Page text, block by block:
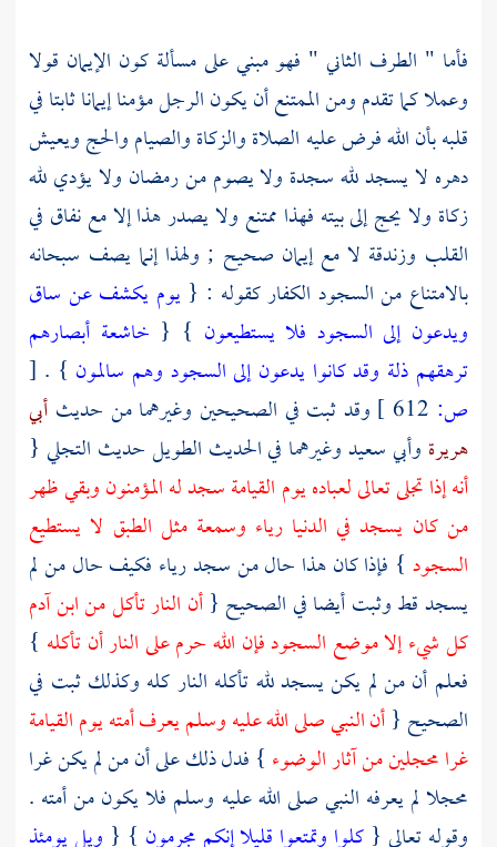
فأما " الطرف الثاني " فهو مبني على مسألة كون الإيمان قولا
وعملا كما تقدم ومن الممتنع أن يكون الرجل مؤمنا إيمانا ثابتا في
قلبه بأن الله فرض عليه الصلاة والزكاة والصيام والحج ويعيش
دهره لا يسجد لله سجدة ولا يصوم من رمضان ولا يؤدي لله
زكاة ولا يحج إلى بيته فهذا ممتنع ولا يصدر هذا إلا مع نفاق في
القلب وزندقة لا مع إيمان صحيح ; ولهذا إنما يصف سبحانه
بالامتناع من السجود الكفار كقوله : {يوم يكشف عن ساق
ويدعون إلى السجود فلا يستطيعون } { خاشعة أبصارهم
ترهقهم ذلة وقد كانوا يدعون إلى السجود وهم سالمون } .
[
ص:
وقد ثبت في الصحيحين وغيرهما من حديث أبي
هريرة وأبي سعيدوغيرهما في الحديث الطويل حديث التجلي {
أنه إذا تجلى تعالى لعباده يوم القيامة سجد له المؤمنون وبقي ظهر
من كان يسجد في الدنيا رياء وسمعة مثل الطبق لا يستطيع
السجود } فإذا كان هذا حال من سجد رياء فكيف حال من لم
يسجد قط وثبت أيضا في الصحيح {أن النار تأكل من ابنآدم
كل شيء إلا موضع السجود فإن الله حرم على النار أن تأكله }
فعلم أن من لم يكن يسجد لله تأكله النار كله وكذلك ثبت في
الصحيح {أن النبي صلى الله عليه وسلم يعرف أمته يوم القيامة
غرا محجلين من آثار الوضوء } فدل ذلك على أن من لم يكن غرا
محجلا لم يعرفه النبي صلى الله عليه وسلم فلا يكون من أمته .
وقوله تعالى { كلوا وتمتعوا قليلا إنكم مجرمون } { ويل يومئذ